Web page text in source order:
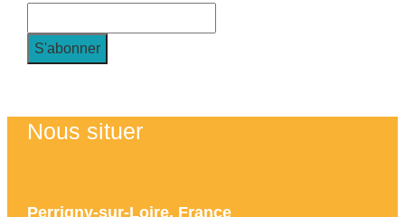
Nous situer
Perrigny-sur-Loire, France